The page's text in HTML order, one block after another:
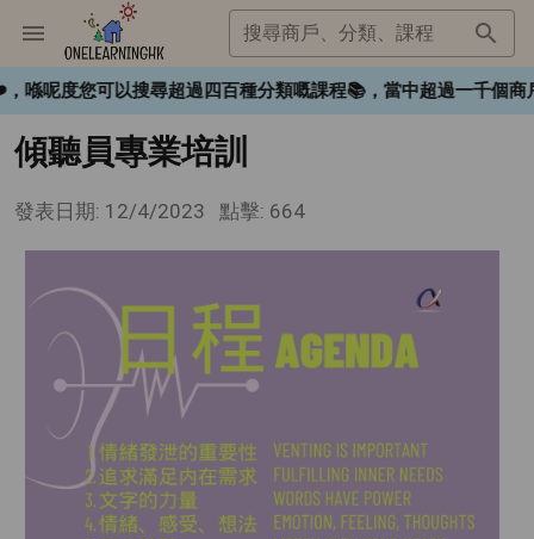
搜尋商戶、分類、課程
度您可以搜尋超過四百種分類嘅課程📚，當中超過一千個商
傾聽員專業培訓
發表日期: 12/4/2023 點擊: 664